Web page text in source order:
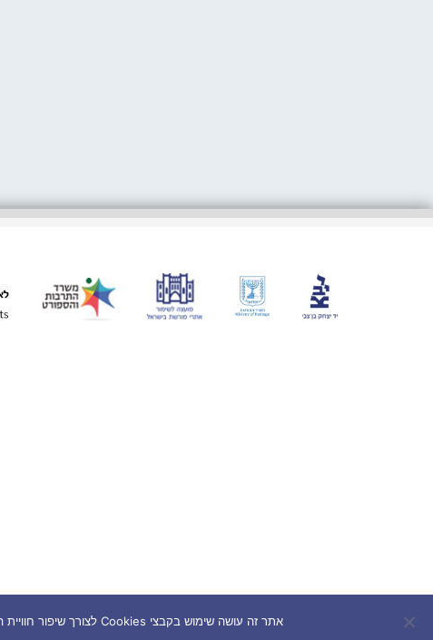
אתר זה עושה שימוש בקבצי Cookies לצורך שיפור חוויית המשתמש. המשך השימוש באתר מהווה הסכמה לשימוש בעוגיות בהתאם למדיניות הפרטיות